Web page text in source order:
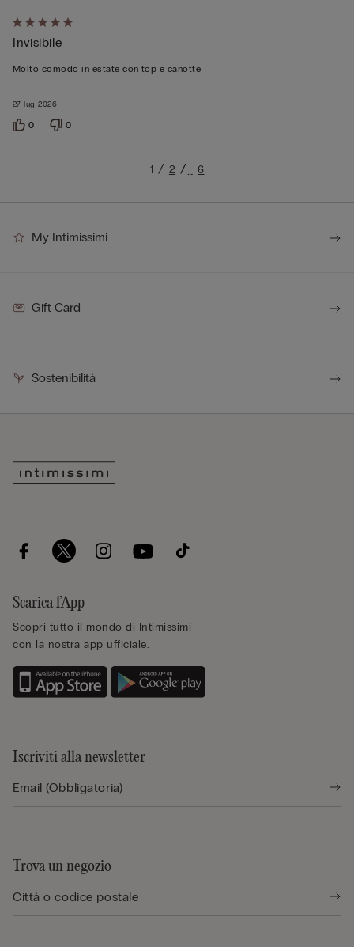
Valutato
5
su
27 lug 2026
Invisibile
Molto comodo in estate con top e canotte
0 0
1 2 … 6
My Intimissimi
Gift Card
Sostenibilità
Scarica l’App
Scopri tutto il mondo di Intimissimi
con la nostra app ufficiale.
Iscriviti alla newsletter
Trova un negozio